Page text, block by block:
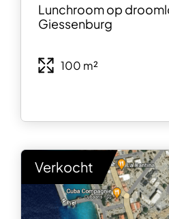
Lunchroom op
Giessenburg
100 m²
Verkocht